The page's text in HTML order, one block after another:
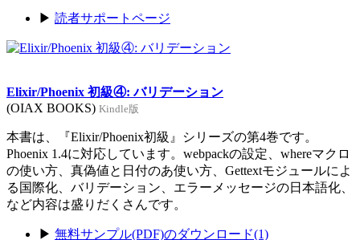
▶ 読者サポートページ
Elixir/Phoenix 初級④: バリデーション
(OIAX BOOKS) Kindle版
本書は、『Elixir/Phoenix初級』シリーズの第4巻です。
Phoenix 1.4に対応しています。webpackの設定、whereマクロ
の使い方、真偽値と日付のあ使い方、Gettextモジュールによ
る国際化、バリデーション、エラーメッセージの日本語化、
など内容は盛りだくさんです。
▶ 無料サンプル(PDF)のダウンロード(1)